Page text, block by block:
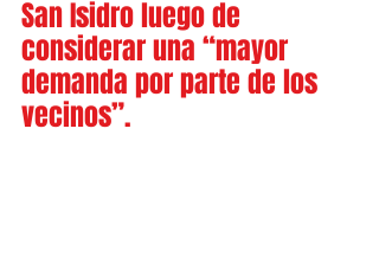
San Isidro luego de
considerar una “mayor
demanda por parte de los
vecinos”.